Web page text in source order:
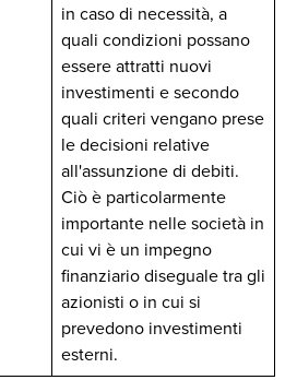
in caso di necessità, a
quali condizioni possano
essere attratti nuovi
investimenti e secondo
quali criteri vengano prese
le decisioni relative
all'assunzione di debiti.
Ciò è particolarmente
importante nelle società in
cui vi è un impegno
finanziario diseguale tra gli
azionisti o in cui si
prevedono investimenti
esterni.